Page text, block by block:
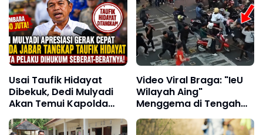
Usai Taufik Hidayat
Dibekuk, Dedi Mulyadi
Akan Temui Kapolda
Jabar Bahas
Sayembara Rp250 Juta
Video Viral Braga: "IeU
Wilayah Aing"
Menggema di Tengah
Dugaan Kericuhan
Antar Kelompok